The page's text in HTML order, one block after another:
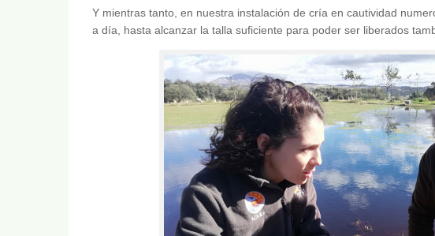
Y mientras tanto, en nuestra instalación de cría en cautividad
a día, hasta alcanzar la talla suficiente para poder ser liberados